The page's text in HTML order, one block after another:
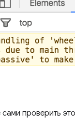
проверить